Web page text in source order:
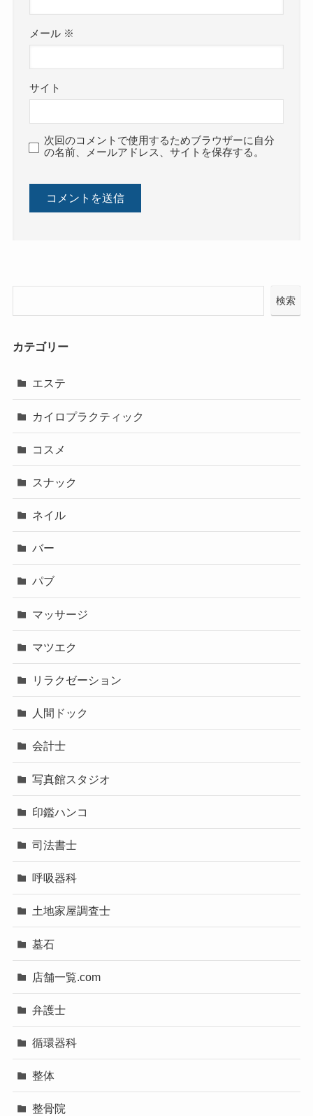
メール ※
サイト
次回のコメントで使用するためブラウザーに自分
の名前、メールアドレス、サイトを保存する。
検索
カテゴリー
エステ
カイロプラクティック
コスメ
スナック
ネイル
バー
パブ
マッサージ
マツエク
リラクゼーション
人間ドック
会計士
写真館スタジオ
印鑑ハンコ
司法書士
呼吸器科
土地家屋調査士
墓石
店舗一覧.com
弁護士
循環器科
整体
整骨院